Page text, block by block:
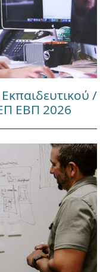
/
ΕΒΠ 2026